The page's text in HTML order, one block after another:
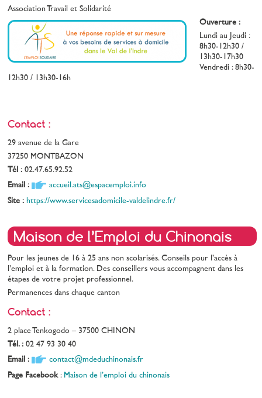
Association Travail et Solidarité
Ouverture :
Lundi au Jeudi :
8h30-12h30 /
13h30-17h30
Vendredi : 8h30-
12h30 / 13h30-16h
Contact :
29 avenue de la Gare
37250 MONTBAZON
Tél : 02.47.65.92.52
Email :
accueil.ats@espacemploi.info
Site : https://www.servicesadomicile-valdelindre.fr/
Maison de l’Emploi du Chinonais
Pour les jeunes de 16 à 25 ans non scolarisés. Conseils pour l’accès à
l’emploi et à la formation. Des conseillers vous accompagnent dans les
étapes de votre projet professionnel.
Permanences dans chaque canton
Contact :
2 place Tenkogodo – 37500 CHINON
Tél. : 02 47 93 30 40
Email :
contact@mdeduchinonais.fr
Page Facebook: Maison de l’emploi du chinonais